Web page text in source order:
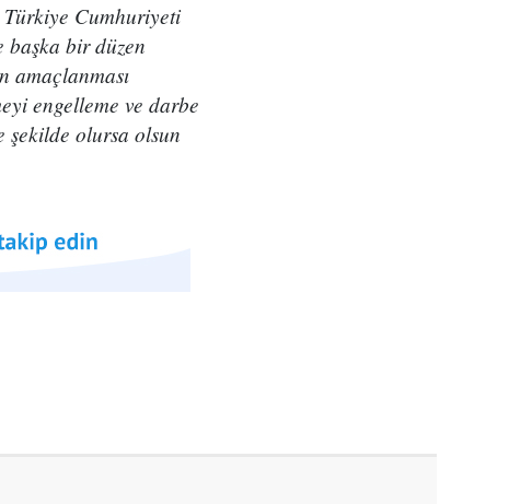
Türkiye Cumhuriyeti
başka bir düzen
amaçlanması
engelleme ve darbe
şekilde olursa olsun